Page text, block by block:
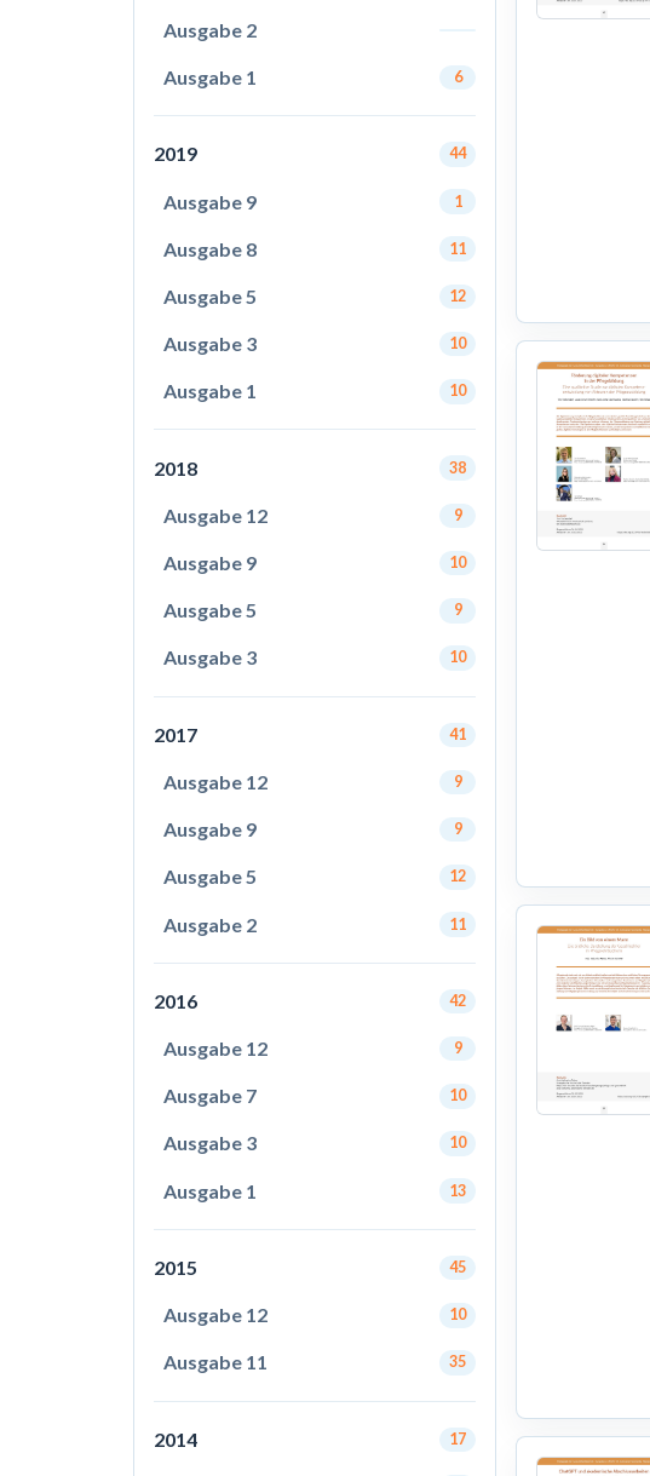
Ausgabe 2
Ausgabe 1 6
2019 44
Ausgabe 9 1
Ausgabe 8 11
Ausgabe 5 12
Ausgabe 3 10
Ausgabe 1 10
2018 38
Ausgabe 12 9
Ausgabe 9 10
Ausgabe 5 9
Ausgabe 3 10
2017 41
Ausgabe 12 9
Ausgabe 9 9
Ausgabe 5 12
Ausgabe 2 11
2016 42
Ausgabe 12 9
Ausgabe 7 10
Ausgabe 3 10
Ausgabe 1 13
2015 45
Ausgabe 12 10
Ausgabe 11 35
2014 17